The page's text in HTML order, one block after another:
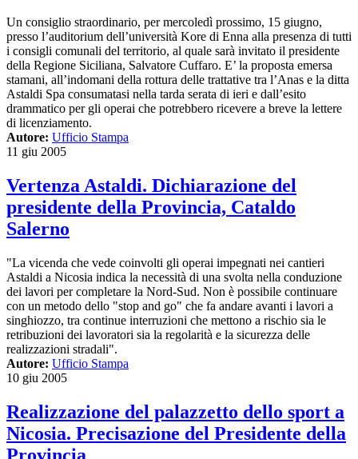
Un consiglio straordinario, per mercoledì prossimo, 15 giugno,
presso l’auditorium dell’università Kore di Enna alla presenza di tutti
i consigli comunali del territorio, al quale sarà invitato il presidente
della Regione Siciliana, Salvatore Cuffaro. E’ la proposta emersa
stamani, all’indomani della rottura delle trattative tra l’Anas e la ditta
Astaldi Spa consumatasi nella tarda serata di ieri e dall’esito
drammatico per gli operai che potrebbero ricevere a breve la lettere
di licenziamento.
Autore: Ufficio Stampa
11 giu 2005
Vertenza Astaldi. Dichiarazione del
presidente della Provincia, Cataldo
Salerno
"La vicenda che vede coinvolti gli operai impegnati nei cantieri
Astaldi a Nicosia indica la necessità di una svolta nella conduzione
dei lavori per completare la Nord-Sud. Non è possibile continuare
con un metodo dello "stop and go" che fa andare avanti i lavori a
singhiozzo, tra continue interruzioni che mettono a rischio sia le
retribuzioni dei lavoratori sia la regolarità e la sicurezza delle
realizzazioni stradali".
Autore: Ufficio Stampa
10 giu 2005
Realizzazione del palazzetto dello sport a
Nicosia. Precisazione del Presidente della
Provincia